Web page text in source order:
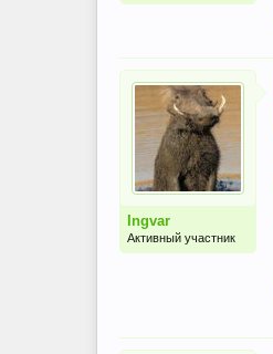
Ingvar
Активный участник